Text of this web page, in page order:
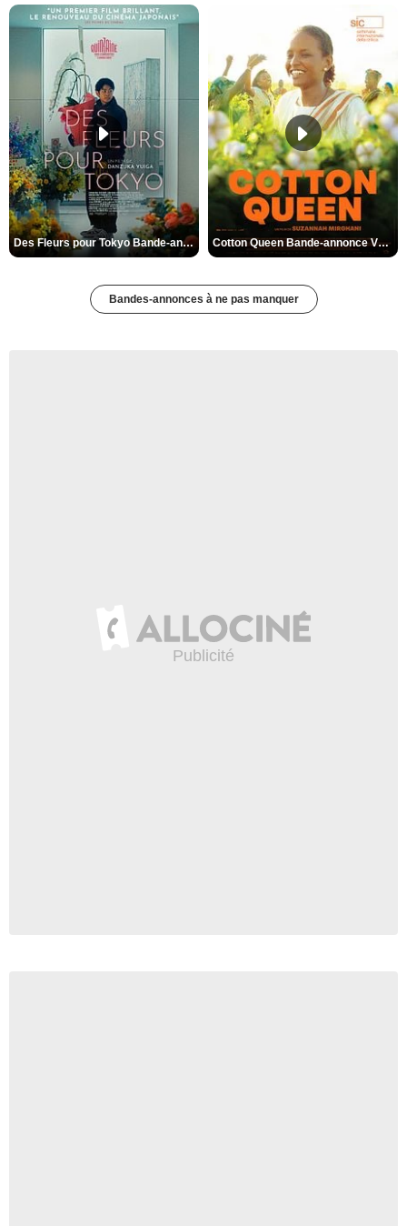
Des Fleurs pour Tokyo Bande-annonce VO STFR Cotton Queen Bande-annonce VO STFR
Bandes-annonces à ne pas manquer